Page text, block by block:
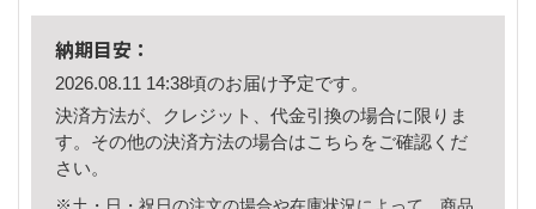
納期目安：
2026.08.11 14:38頃のお届け予定です。
決済方法が、クレジット、代金引換の場合に限りま
す。その他の決済方法の場合はこちら をご確認くだ
さい。
※土・日・祝日の注文の場合や在庫状況によって、商品